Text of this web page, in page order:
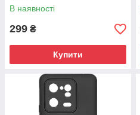
В наявності
299 ₴
Купити